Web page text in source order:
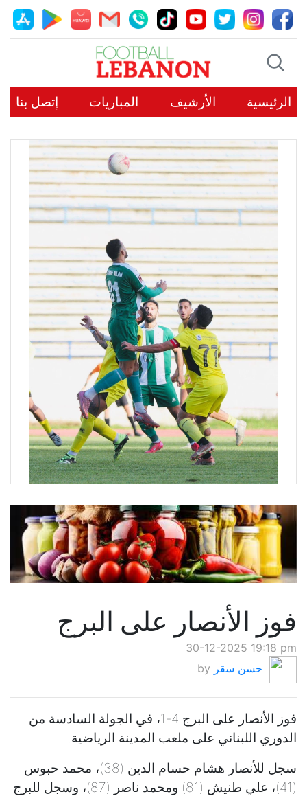
الرئيسية الأرشيف المباريات إتصل بنا
فوز الأنصار على البرج
30-12-2025 19:18 pm
by حسن سقر
فوز الأنصار على البرج 4-1، في الجولة السادسة من
الدوري اللبناني على ملعب المدينة الرياضية.
سجل للأنصار هشام حسام الدين (38)، محمد حبوس
(41)، علي طنيش (81) ومحمد ناصر (87)، وسجل للبرج